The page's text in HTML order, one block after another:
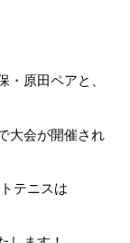
原田ペアと、
大会が開催され
テニスは